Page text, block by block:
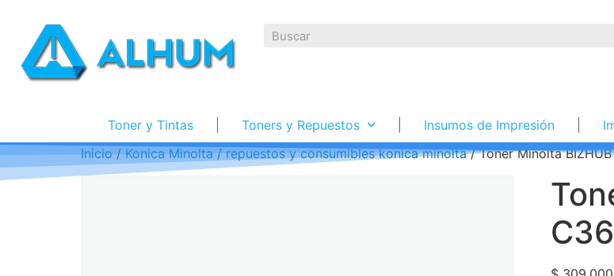
Toner y Tintas Toners y Repuestos Insumos de Impresión
Inicio/Konica Minolta/repuestos y consumibles konica minolta/ Toner Minolta